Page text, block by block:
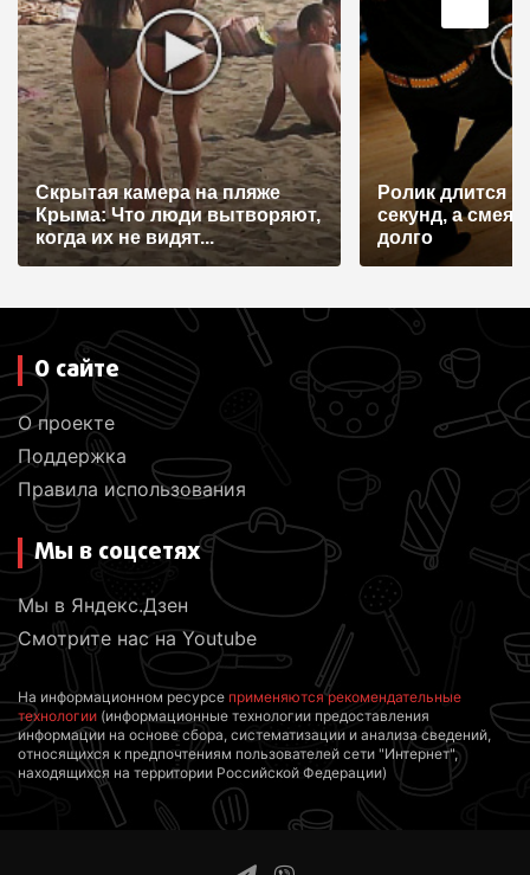
Скрытая камера на пляже
Крыма: Что люди вытворяют,
когда их не видят...
Ролик длится
секунд, а
долго
О сайте
О проекте
Поддержка
Правила использования
Мы в соцсетях
Мы в Яндекс.Дзен
Смотрите нас на Youtube
На информационном ресурсе применяются рекомендательные
технологии (информационные технологии предоставления
информации на основе сбора, систематизации и анализа сведений,
относящихся к предпочтениям пользователей сети "Интернет",
находящихся на территории Российской Федерации)